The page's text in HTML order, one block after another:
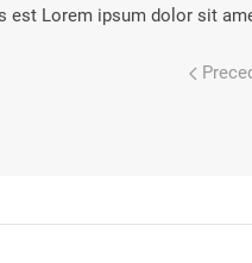
est Lorem ipsum dolor sit